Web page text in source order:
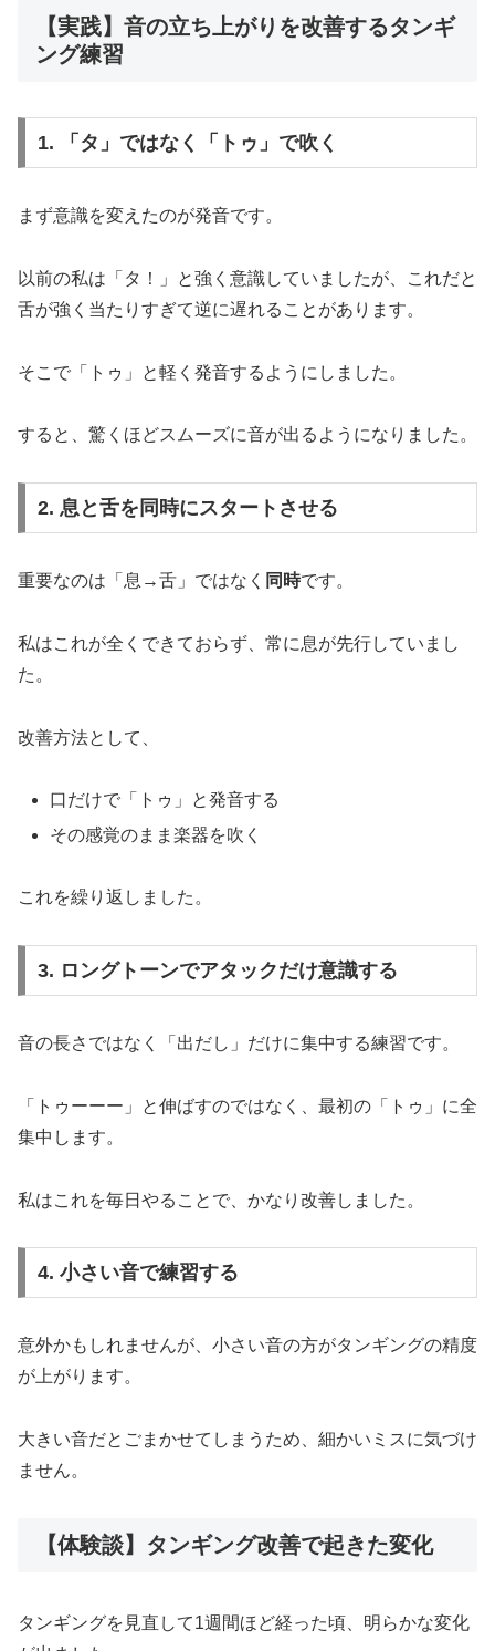
【実践】音の立ち上がりを改善するタンギ
ング練習
1. 「タ」ではなく「トゥ」で吹く
まず意識を変えたのが発音です。
以前の私は「タ！」と強く意識していましたが、これだと
舌が強く当たりすぎて逆に遅れることがあります。
そこで「トゥ」と軽く発音するようにしました。
すると、驚くほどスムーズに音が出るようになりました。
2. 息と舌を同時にスタートさせる
重要なのは「息→舌」ではなく 同時です。
私はこれが全くできておらず、常に息が先行していまし
た。
改善方法として、
口だけで「トゥ」と発音する
その感覚のまま楽器を吹く
これを繰り返しました。
3. ロングトーンでアタックだけ意識する
音の長さではなく「出だし」だけに集中する練習です。
「トゥーーー」と伸ばすのではなく、最初の「トゥ」に全
集中します。
私はこれを毎日やることで、かなり改善しました。
4. 小さい音で練習する
意外かもしれませんが、小さい音の方がタンギングの精度
が上がります。
大きい音だとごまかせてしまうため、細かいミスに気づけ
ません。
【体験談】タンギング改善で起きた変化
タンギングを見直して1週間ほど経った頃、明らかな変化